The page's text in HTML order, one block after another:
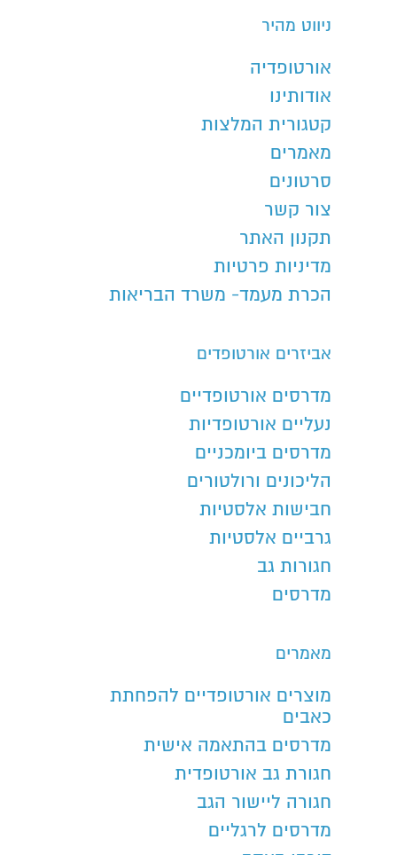
ניווט מהיר
אורטופדיה
אודותינו
קטגורית המלצות
מאמרים
סרטונים
צור קשר
תקנון האתר
מדיניות פרטיות
הכרת מעמד- משרד הבריאות
אביזרים אורטופדים
מדרסים אורטופדיים
נעליים אורטופדיות
מדרסים ביומכניים
הליכונים ורולטורים
חבישות אלסטיות
גרביים אלסטיות
חגורות גב
מדרסים
מאמרים
מוצרים אורטופדיים להפחתת
כאבים
מדרסים בהתאמה אישית
חגורת גב אורטופדית
חגורה ליישור הגב
מדרסים לרגליים